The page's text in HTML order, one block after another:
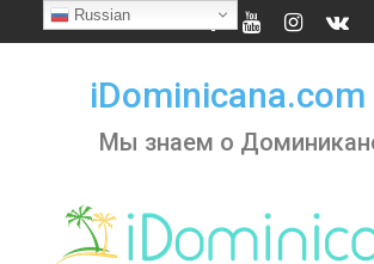
to
Мы знаем о
Russian